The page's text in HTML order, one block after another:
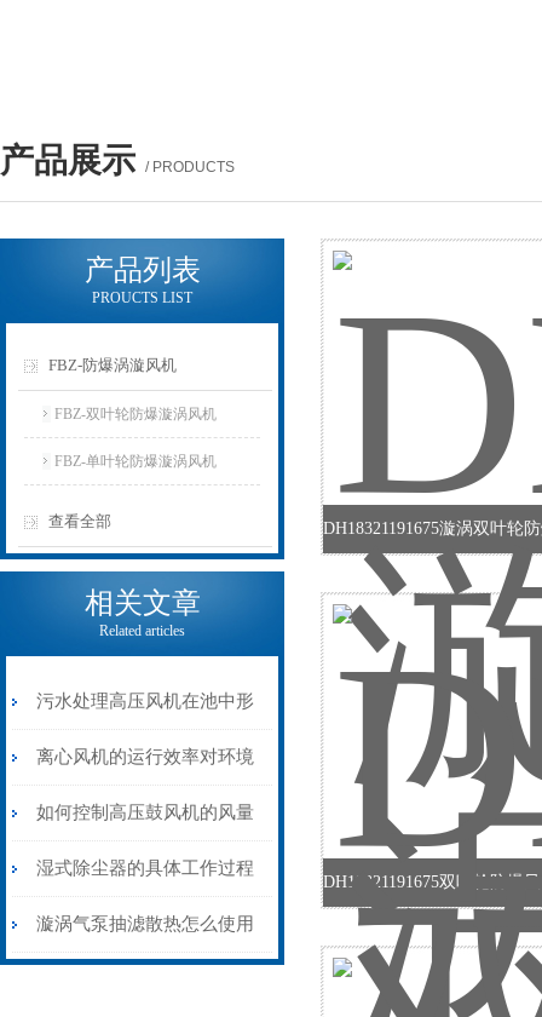
产品展示 / PRODUCTS
产品列表
PROUCTS LIST
FBZ-防爆涡漩风机
FBZ-双叶轮防爆漩涡风机
FBZ-单叶轮防爆漩涡风机
查看全部
相关文章
Related articles
污水处理高压风机在池中形
成强烈的搅拌和曝气作用
离心风机的运行效率对环境
质量的改善效果有很的影响
如何控制高压鼓风机的风量
达到节能的效果
湿式除尘器的具体工作过程
介绍
漩涡气泵抽滤散热怎么使用